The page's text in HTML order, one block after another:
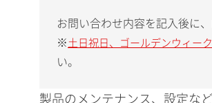
お問い合わせ内容を記入後に
※ 土日祝日、ゴールデンウィー
い。
製品のメンテナンス、設定な